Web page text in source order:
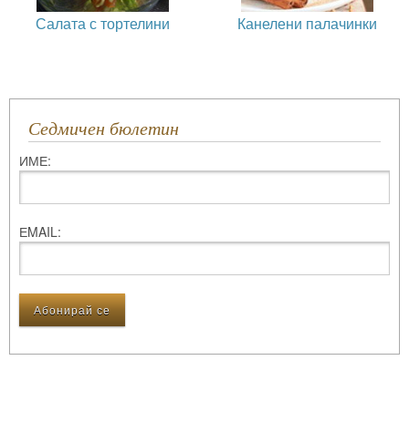
Салата с тортелини Канелени палачинки
Седмичен бюлетин
ИМЕ:
ЕMAIL: